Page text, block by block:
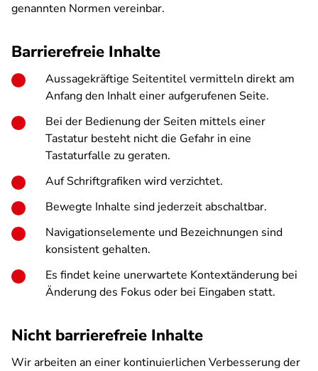
genannten Normen vereinbar.
Barrierefreie Inhalte
Aussagekräftige Seitentitel vermitteln direkt am
Anfang den Inhalt einer aufgerufenen Seite.
Bei der Bedienung der Seiten mittels einer
Tastatur besteht nicht die Gefahr in eine
Tastaturfalle zu geraten.
Auf Schriftgrafiken wird verzichtet.
Bewegte Inhalte sind jederzeit abschaltbar.
Navigationselemente und Bezeichnungen sind
konsistent gehalten.
Es findet keine unerwartete Kontextänderung bei
Änderung des Fokus oder bei Eingaben statt.
Nicht barrierefreie Inhalte
Wir arbeiten an einer kontinuierlichen Verbesserung der